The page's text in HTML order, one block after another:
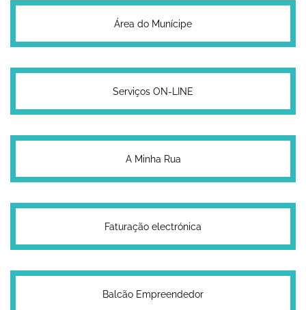
Área do Munícipe
Serviços ON-LINE
A Minha Rua
Faturação electrónica
Balcão Empreendedor